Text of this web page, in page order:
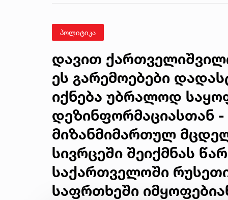
პოლიტიკა
დავით
ეს გარემოებები
იქნება უბრალოდ
დეზინფორმაციასთან -
მიზანმიმართულ
სივრცეში შეიქმნას
საქართველოში
საფრთხეში